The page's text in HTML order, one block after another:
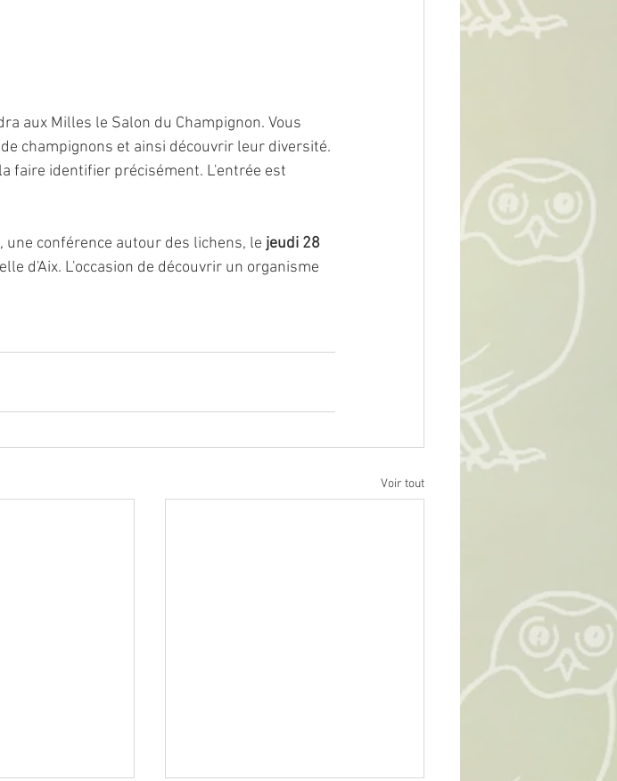
aux Milles le Salon du Champignon. Vous
champignons et ainsi découvrir leur diversité.
faire identifier précisément. L'entrée est
conférence autour des lichens, le jeudi 28
d'Aix. L'occasion de découvrir un organisme
Voir tout